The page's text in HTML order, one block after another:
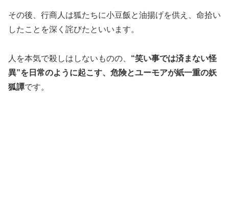
その後、行商人は狐たちに小豆飯と油揚げを供え、命拾い
したことを深く詫びたといいます。
人を本気で殺しはしないものの、 “笑い事では済まない怪
異”を日常のように起こす、危険とユーモアが紙一重の妖
狐譚です。